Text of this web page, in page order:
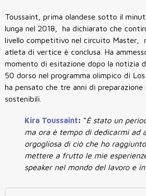
Toussaint, prima olandese sotto il
lunga nel 2018, ha dichiarato che
livello competitivo nel circuito Master,
atleta di vertice è conclusa. Ha
momento di esitazione dopo la notizia
50 dorso nel programma olimpico di
ha pensato che tre anni di preparazione
sostenibili.
Kira Toussaint: “È stato un
ma ora è tempo di dedicarmi ad
orgogliosa di ciò che ho
mettere a frutto le mie
speaker nel mondo del lavoro e